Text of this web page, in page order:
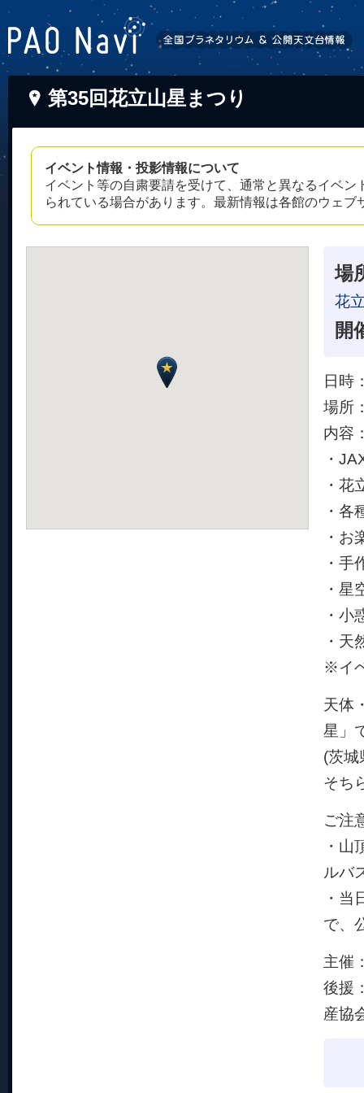
第35回花立山星まつり
イベント情報・投影情報について
イベント等の自粛要請を受けて、通常と異なるイベ
られている場合があります。最新情報は各館のウェ
場
花
開
日時
場所
内容
・
・花
・各
・お
・手
・星
・小
・
※イ
天体
星」
(茨城
そち
ご注
・山
ルバ
・当
で、
主催
後援
産協